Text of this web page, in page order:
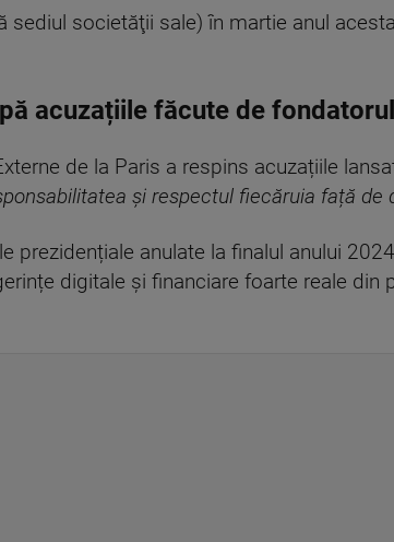
sediul societăţii sale) în martie anul
acuzațiile făcute de
de la Paris a respins acuzațiile
și respectul fiecăruia față de
prezidențiale anulate la finalul anului
digitale și financiare foarte reale din